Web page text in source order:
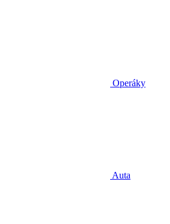
Operáky
Auta